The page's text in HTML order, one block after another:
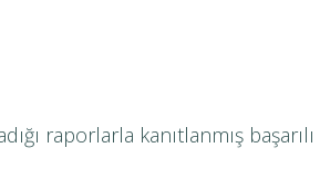
raporlarla kanıtlanmış